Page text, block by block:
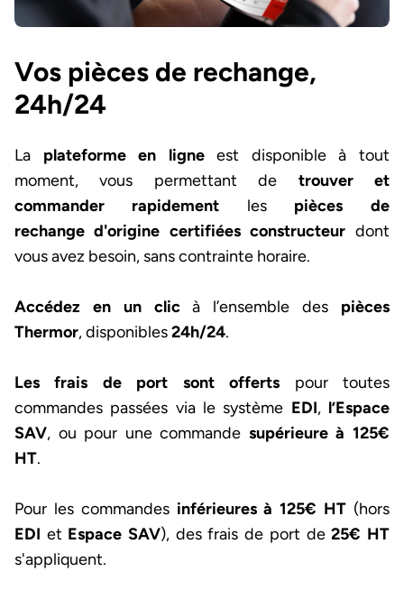
Vos pièces de rechange,
24h/24
La plateforme en ligneest disponible à tout
moment, vous permettant de trouver
et
commander rapidement les pièces de
rechange d'origine certifiées constructeur dont
vous avez besoin, sans contrainte horaire.
Accédez en un clicà l’ensemble des pièces
Thermor, disponibles24h/24.
Les frais de port sont offerts pour toutes
commandes passées via le système EDI, l’Espace
SAV, ou pour une commande supérieure à 125€
HT.
Pour les commandesinférieures à 125€ HT (hors
EDI et Espace SAV), des frais de port de25€ HT
s'appliquent.